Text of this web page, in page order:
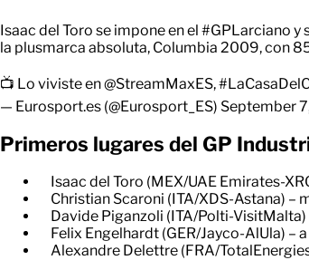
Isaac del Toro se impone en el #GPLarciano y
la plusmarca absoluta, Columbia 2009, con
📺 Lo viviste en@StreamMaxES,
— Eurosport.es (@Eurosport_ES) September
Primeros lugares del GP
Isaac del Toro (MEX/UAE Emirates-
Christian Scaroni (ITA/XDS-Astana) –
Davide Piganzoli (ITA/Polti-VisitMalta)
Felix Engelhardt (GER/Jayco-AlUla) –
Alexandre Delettre (FRA/